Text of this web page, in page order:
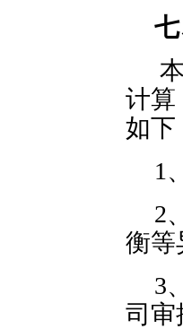
计算
如下
1
2
衡等
3
司审